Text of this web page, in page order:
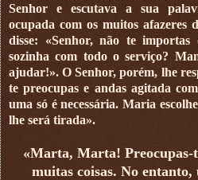
Senhor e escutava a sua
ocupada com os muitos afazeres
disse: «Senhor, não te
sozinha com todo o serviço?
ajudar!». O Senhor, porém, lhe
te preocupas e andas agitada
uma só é necessária. Maria
lhe será tirada».
«Marta, Marta! Preocupas-
muitas coisas. No entanto,